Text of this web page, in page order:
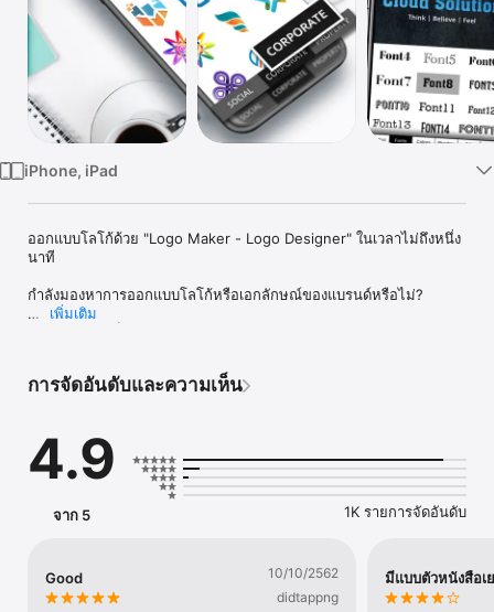
iPhone, iPad
ออกแบบโลโก้ด้วย "Logo Maker - Logo Designer" ในเวลาไม่ถึงหนึ่ง
นาที
กำลังมองหาการออกแบบโลโก้หรือเอกลักษณ์ของแบรนด์หรือไม่?
Maker โลโก้เป็น app ที่รวดเร็วและง่ายต่อการใช้กับตันศิลปะ, สี, พื้น
คือแนวคิดในการสร้างโลโก้ของคุณเอง
สร้างโลโก้ในเวลาไม่ถึงนาทีด้วยตัวเลือกดีไซน์เนอร์
เครื่องทำโลโก้ประกอบด้วยคอลเล็กชันศิลปะ (สติกเกอร์) องค์ประกอบ
นอกจากนี้ยังมีเครื่องมือแก้ไขภาพระดับมืออาชีพเช่นเครื่องพลิก, หมุน,
เพิ่มเติม
การจัดอันดับและความเห็น
4.9
จาก 5 1K รายการจัดอันดับ
Good
10/10/2562
didtappng
มีแบบตัวหนังสือเ